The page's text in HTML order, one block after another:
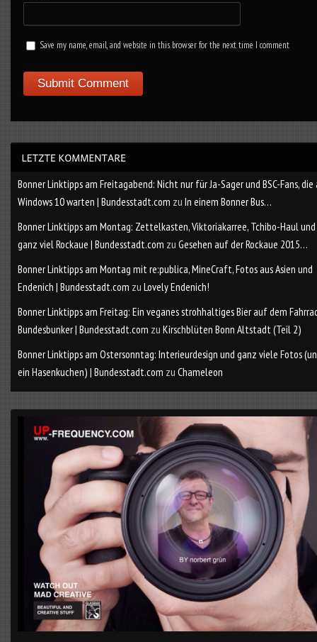
Save my name, email, and website in this browser for the next time I comment
Bonner Linktipps am Freitagabend: Nicht nur für Ja-Sager und BSC-Fans,
Windows 10 warten | Bundesstadt.com zu In einem Bonner Bus…
Bonner Linktipps am Montag: Zettelkasten, Viktoriakarree, Tchibo-Haul und
ganz viel Rockaue | Bundesstadt.com zu Gesehen auf der Rockaue 2015…
Bonner Linktipps am Montag mit re:publica, MineCraft, Fotos aus Asien und
Endenich | Bundesstadt.com zu Lovely Endenich!
Bonner Linktipps am Freitag: Ein veganes strohhaltiges Bier auf dem
Bundesbunker | Bundesstadt.com zu Kirschblüten Bonn Altstadt (Teil 2)
Bonner Linktipps am Ostersonntag: Interieurdesign und ganz viele Fotos
ein Hasenkuchen) | Bundesstadt.com zu Chameleon